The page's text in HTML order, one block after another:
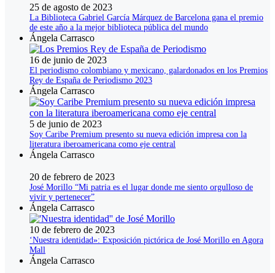
25 de agosto de 2023
La Biblioteca Gabriel García Márquez de Barcelona gana el premio
de este año a la mejor biblioteca pública del mundo
Ángela Carrasco
16 de junio de 2023
El periodismo colombiano y mexicano, galardonados en los Premios
Rey de España de Periodismo 2023
Ángela Carrasco
5 de junio de 2023
Soy Caribe Premium presento su nueva edición impresa con la
literatura iberoamericana como eje central
Ángela Carrasco
20 de febrero de 2023
José Morillo “Mi patria es el lugar donde me siento orgulloso de
vivir y pertenecer”
Ángela Carrasco
10 de febrero de 2023
‘Nuestra identidad»: Exposición pictórica de José Morillo en Agora
Mall
Ángela Carrasco